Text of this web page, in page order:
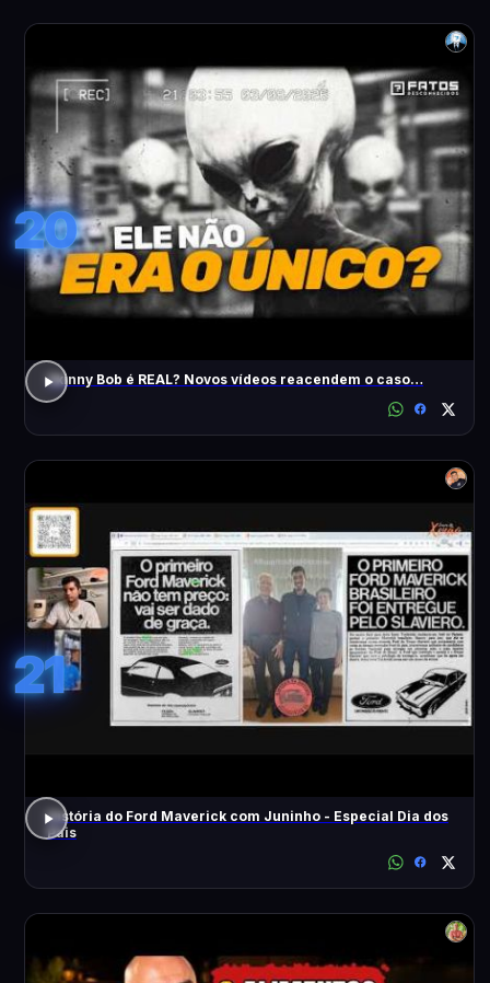
20
Skinny Bob é REAL? Novos vídeos reacendem o caso…
21
História do Ford Maverick com Juninho - Especial Dia dos
Pais